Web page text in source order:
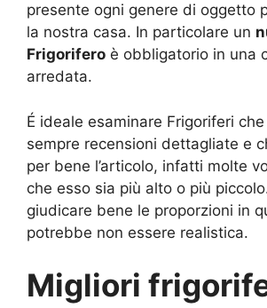
presente ogni genere di oggetto
la nostra casa. In particolare un
Frigorifero è obbligatorio in una
arredata.
É ideale esaminare Frigoriferi
sempre recensioni dettagliate e
per bene l’articolo, infatti molte
che esso sia più alto o più
giudicare bene le proporzioni in
potrebbe non essere realistica.
Migliori